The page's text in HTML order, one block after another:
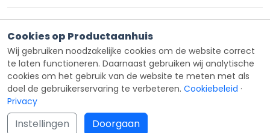
Contact
Copyright © Productaanhuis
Cookies op Productaanhuis
Wij gebruiken noodzakelijke cookies om de website correct
te laten functioneren. Daarnaast gebruiken wij analytische
cookies om het gebruik van de website te meten met als
doel de gebruikerservaring te verbeteren. Cookiebeleid ·
Privacy
Instellingen Doorgaan